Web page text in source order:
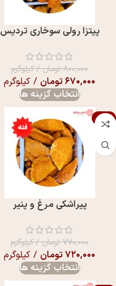
پیتزا رولی سوخاری تردیس
۸۰۰,۰۰۰تومان/ کیلوگرم
۶۷۰,۰۰۰تومان / کیلوگرم
انتخاب گزینه ها
-6%
پیراشکی مرغ و پنیر
۷۷۰,۰۰۰تومان/ کیلوگرم
۷۲۰,۰۰۰تومان / کیلوگرم
انتخاب گزینه ها